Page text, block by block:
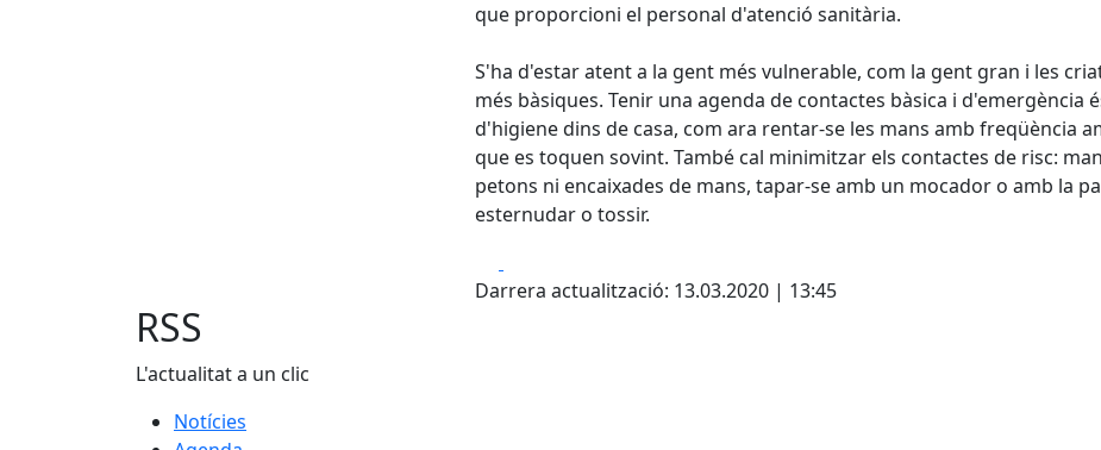
que proporcioni el personal d'atenció sanitària.
S'ha d'estar atent a la gent més vulnerable, com la gent gran i les
més bàsiques. Tenir una agenda de contactes bàsica i d'emergència
d'higiene dins de casa, com ara rentar-se les mans amb freqüència
que es toquen sovint. També cal minimitzar els contactes de risc:
petons ni encaixades de mans, tapar-se amb un mocador o amb la
esternudar o tossir.
Darrera actualització: 13.03.2020 | 13:45
RSS
L'actualitat a un clic
Notícies